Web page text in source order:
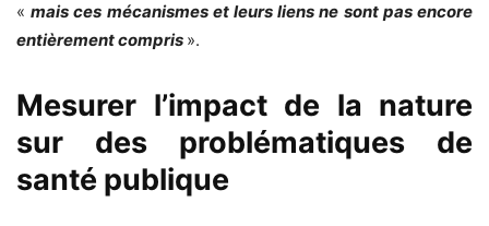
«mais ces mécanismes et leurs liens ne sont pas encore
entièrement compris ».
Mesurer l’impact de la nature
sur des problématiques de
santé publique